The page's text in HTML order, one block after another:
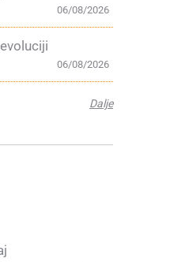
06/08/2026
06/08/2026
Dalje